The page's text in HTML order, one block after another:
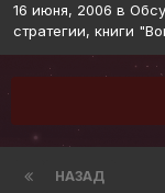
16 июня, 2006 в
стратегии, книги
НАЗАД